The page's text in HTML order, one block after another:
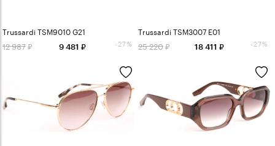
Trussardi TSM9010 G21
12 987 9 481 -27%
Trussardi TSM3007 E01
25 220 18 411 -27%